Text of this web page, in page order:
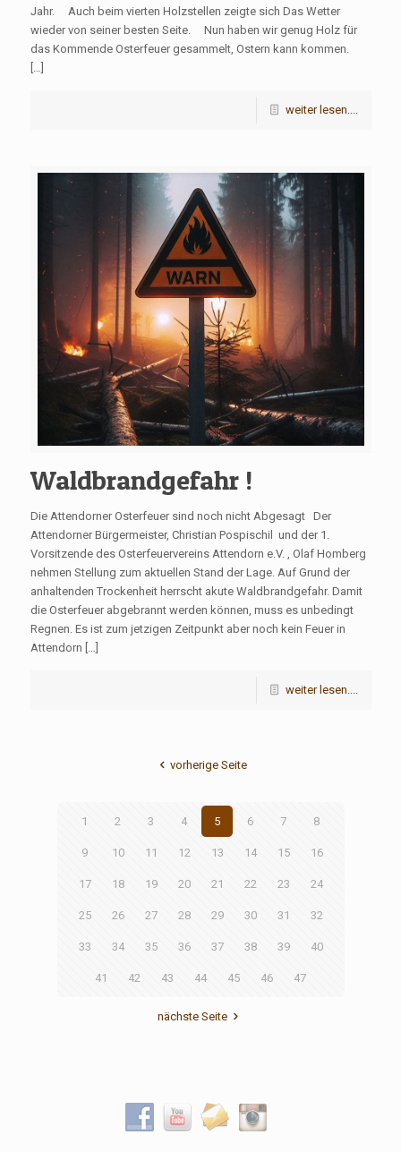
Jahr. Auch beim vierten Holzstellen zeigte sich Das Wetter
wieder von seiner besten Seite. Nun haben wir genug Holz für
das Kommende Osterfeuer gesammelt, Ostern kann kommen.
weiter lesen....
Waldbrandgefahr !
Die Attendorner Osterfeuer sind noch nicht Abgesagt Der
Attendorner Bürgermeister, Christian Pospischil und der 1.
Vorsitzende des Osterfeuervereins Attendorn e.V. , Olaf Homberg
nehmen Stellung zum aktuellen Stand der Lage. Auf Grund der
anhaltenden Trockenheit herrscht akute Waldbrandgefahr. Damit
die Osterfeuer abgebrannt werden können, muss es unbedingt
Regnen. Es ist zum jetzigen Zeitpunkt aber noch kein Feuer in
Attendorn […]
weiter lesen....
vorherige Seite
1 2 3 4 5 6 7 8
9 10 11 12 13 14 15 16
17 18 19 20 21 22 23 24
25 26 27 28 29 30 31 32
33 34 35 36 37 38 39 40
41 42 43 44 45 46 47
nächste Seite